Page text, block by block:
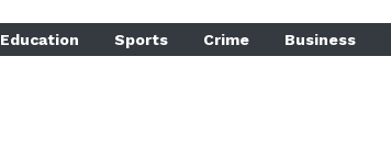
Education Sports Crime Business